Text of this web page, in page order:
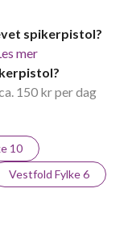
spikerpistol?
mer
150 kr per dag
10
Vestfold Fylke 6